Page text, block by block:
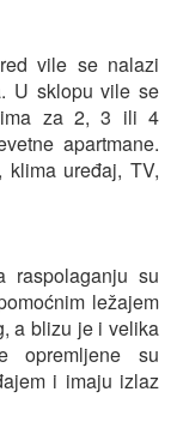
vile se nalazi
U sklopu vile se
za 2, 3 ili 4
apartmane.
klima uređaj, TV,
raspolaganju su
ležajem
a blizu je i velika
opremljene su
i imaju izlaz